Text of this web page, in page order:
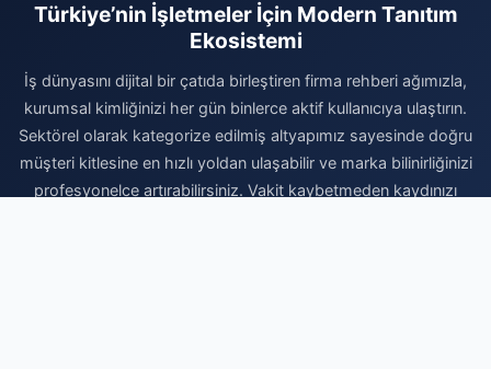
Türkiye’nin İşletmeler İçin Modern Tanıtım
Ekosistemi
İş dünyasını dijital bir çatıda birleştiren firma rehberi ağımızla,
kurumsal kimliğinizi her gün binlerce aktif kullanıcıya ulaştırın.
Sektörel olarak kategorize edilmiş altyapımız sayesinde doğru
müşteri kitlesine en hızlı yoldan ulaşabilir ve marka bilinirliğinizi
profesyonelce artırabilirsiniz. Vakit kaybetmeden kaydınızı